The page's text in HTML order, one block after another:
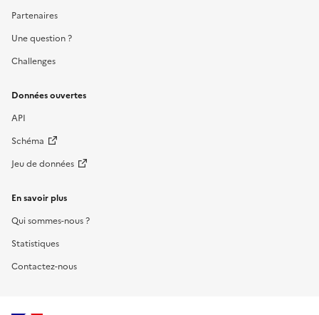
Partenaires
Une question ?
Challenges
Données ouvertes
API
Schéma
Jeu de données
En savoir plus
Qui sommes-nous ?
Statistiques
Contactez-nous